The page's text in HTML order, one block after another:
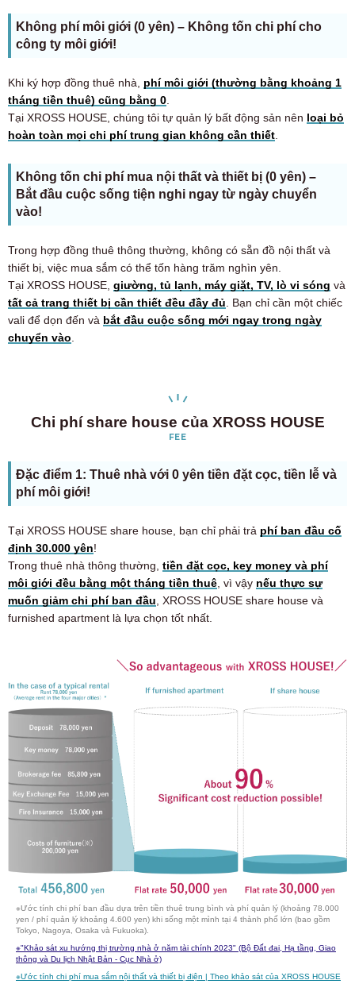
Không phí môi giới (0 yên) – Không tốn chi phí cho
công ty môi giới!
Khi ký hợp đồng thuê nhà, phí môi giới (thường bằng khoảng 1
tháng tiền thuê) cũng bằng 0
Tại XROSS HOUSE, chúng tôi tự quản lý bất động sản nên loại bỏ
hoàn toàn mọi chi phí trung gian không cần thiết
Không tốn chi phí mua nội thất và thiết bị (0 yên) –
Bắt đầu cuộc sống tiện nghi ngay từ ngày chuyển
vào!
Trong hợp đồng thuê thông thường, không có sẵn đồ nội thất và
thiết bị, việc mua sắm có thể tốn hàng trăm nghìn yên.
Tại XROSS HOUSE, giường, tủ lạnh, máy giặt, TV, lò vi sóng và
tất cả trang thiết bị cần thiết đều đầy đủ . Bạn chỉ cần một chiếc
vali để dọn đến và bắt đầu cuộc sống mới ngay trong ngày
chuyển vào
Chi phí share house của XROSS HOUSE
FEE
Đặc điểm 1: Thuê nhà với 0 yên tiền đặt cọc, tiền lễ và
phí môi giới!
Tại XROSS HOUSE share house, bạn chỉ phải trả phí ban đầu cố
định 30.000 yên!
Trong thuê nhà thông thường, tiền đặt cọc, key money và phí
môi giới đều bằng một tháng tiền thuê , vì vậy nếu thực sự
muốn giảm chi phí ban đầu , XROSS HOUSE share house và
furnished apartment là lựa chọn tốt nhất.
※Ước tính chi phí ban đầu dựa trên tiền thuê trung bình và phí quản lý (khoảng 78.000
yen / phí quản lý khoảng 4.600 yen) khi sống một mình tại 4 thành phố lớn (bao gồm
Tokyo, Nagoya, Osaka và Fukuoka).
※"Khảo sát xu hướng thị trường nhà ở năm tài chính 2023" (Bộ Đất đai, Hạ tầng, Giao
thông và Du lịch Nhật Bản - Cục Nhà ở)
※Ước tính chi phí mua sắm nội thất và thiết bị điện | Theo khảo sát của XROSS HOUSE